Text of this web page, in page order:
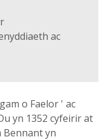
ac
o Faelor ' ac
yn 1352 cyfeirir at
Bennant yn